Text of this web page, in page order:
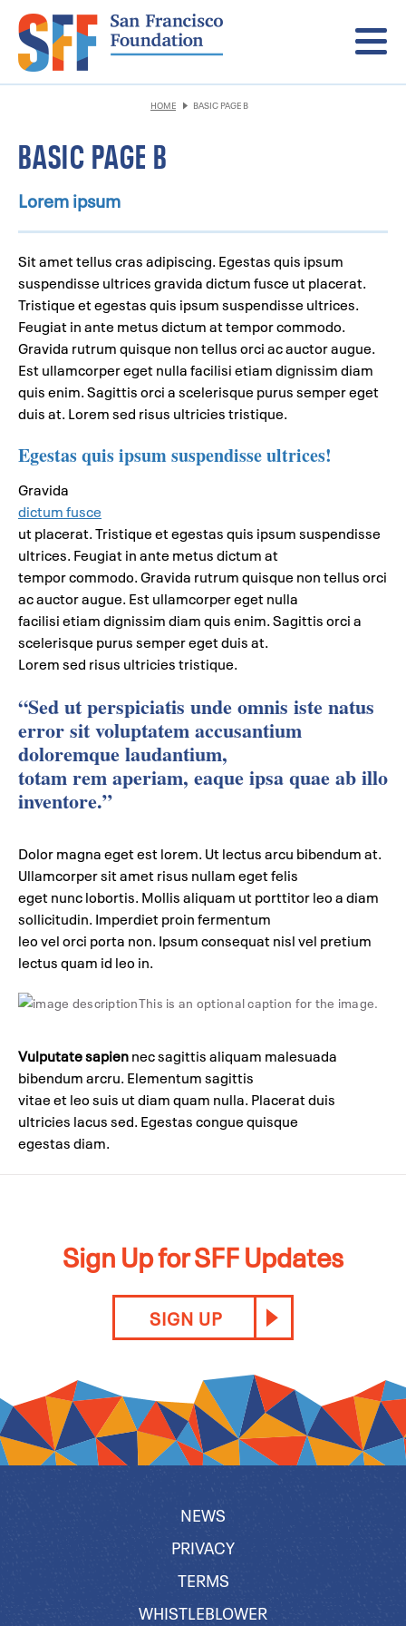
Menu
HOME BASIC PAGE B
BASIC PAGE B
Lorem ipsum
Sit amet tellus cras adipiscing. Egestas quis ipsum
suspendisse ultrices gravida dictum fusce ut placerat.
Tristique et egestas quis ipsum suspendisse ultrices.
Feugiat in ante metus dictum at tempor commodo.
Gravida rutrum quisque non tellus orci ac auctor augue.
Est ullamcorper eget nulla facilisi etiam dignissim diam
quis enim. Sagittis orci a scelerisque purus semper eget
duis at. Lorem sed risus ultricies tristique.
Egestas quis ipsum suspendisse ultrices!
Gravida
dictum fusce
ut placerat. Tristique et egestas quis ipsum suspendisse
ultrices. Feugiat in ante metus dictum at
tempor commodo. Gravida rutrum quisque non tellus orci
ac auctor augue. Est ullamcorper eget nulla
facilisi etiam dignissim diam quis enim. Sagittis orci a
scelerisque purus semper eget duis at.
Lorem sed risus ultricies tristique.
“Sed ut perspiciatis unde omnis iste natus
error sit voluptatem accusantium
doloremque laudantium,
totam rem aperiam, eaque ipsa quae ab illo
inventore.”
Dolor magna eget est lorem. Ut lectus arcu bibendum at.
Ullamcorper sit amet risus nullam eget felis
eget nunc lobortis. Mollis aliquam ut porttitor leo a diam
sollicitudin. Imperdiet proin fermentum
leo vel orci porta non. Ipsum consequat nisl vel pretium
lectus quam id leo in.
This is an optional caption for the image.
Vulputate sapiennec sagittis aliquam malesuada
bibendum arcru. Elementum sagittis
vitae et leo suis ut diam quam nulla. Placerat duis
ultricies lacus sed. Egestas congue quisque
egestas diam.
Sign Up for SFF Updates
SIGN UP
NEWS
PRIVACY
TERMS
WHISTLEBLOWER